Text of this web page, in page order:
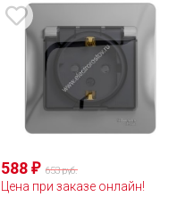
588₽ 653 руб.
Цена при заказе онлайн!